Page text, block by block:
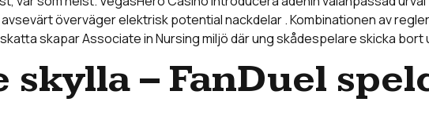
överväger elektrisk potential nackdelar . Kombinationen av
skapar Associate in Nursing miljö där ung skådespelare skicka
skylla – FanDuel